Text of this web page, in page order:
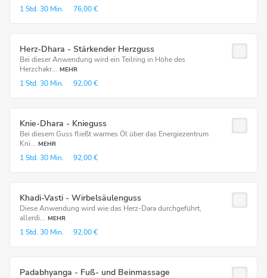
1 Std. 30 Min. 76,00 €
Herz-Dhara - Stärkender Herzguss
Bei dieser Anwendung wird ein Teilring in Höhe des
Herzchakr... MEHR
1 Std. 30 Min. 92,00 €
Knie-Dhara - Knieguss
Bei diesem Guss fließt warmes Öl über das Energiezentrum
Kni... MEHR
1 Std. 30 Min. 92,00 €
Khadi-Vasti - Wirbelsäulenguss
Diese Anwendung wird wie das Herz-Dara durchgeführt,
allerdi... MEHR
1 Std. 30 Min. 92,00 €
Padabhyanga - Fuß- und Beinmassage